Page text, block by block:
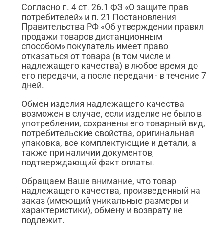
Согласно п. 4 ст. 26.1 ФЗ «О защите прав
потребителей» и п. 21 Постановления
Правительства РФ «Об утверждении правил
продажи товаров дистанционным
способом» покупатель имеет право
отказаться от товара (в том числе и
надлежащего качества) в любое время до
его передачи, а после передачи - в течение 7
дней.
Обмен изделия надлежащего качества
возможен в случае, если изделие не было в
употреблении, сохранены его товарный вид,
потребительские свойства, оригинальная
упаковка, все комплектующие и детали, а
также при наличии документов,
подтверждающий факт оплаты.
Обращаем Ваше внимание, что товар
надлежащего качества, произведенный на
заказ (имеющий уникальные размеры и
характеристики), обмену и возврату не
подлежит.